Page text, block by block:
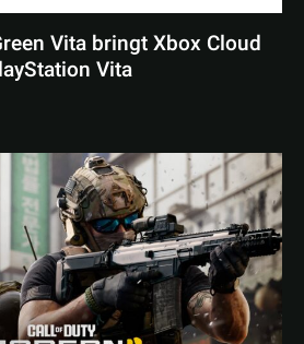
Vita bringt Xbox Cloud
Vita